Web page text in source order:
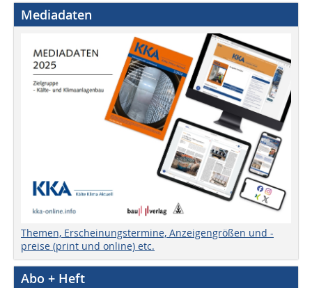
Mediadaten
Themen, Erscheinungstermine, Anzeigengrößen und -
preise (print und online) etc.
Abo + Heft